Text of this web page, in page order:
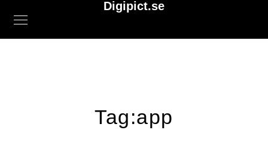
Digipict.se
Tag:app